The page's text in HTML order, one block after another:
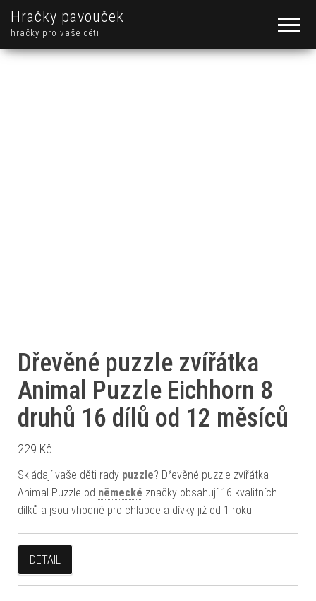
Hračky pavouček
hračky pro vaše děti
Dřevěné puzzle zvířátka
Animal Puzzle Eichhorn 8
druhů 16 dílů od 12 měsíců
229 Kč
Skládají vaše děti rady puzzle? Dřevěné puzzle zvířátka
Animal Puzzle od německé značky obsahují 16 kvalitních
dílků a jsou vhodné pro chlapce a dívky již od 1 roku.
DETAIL